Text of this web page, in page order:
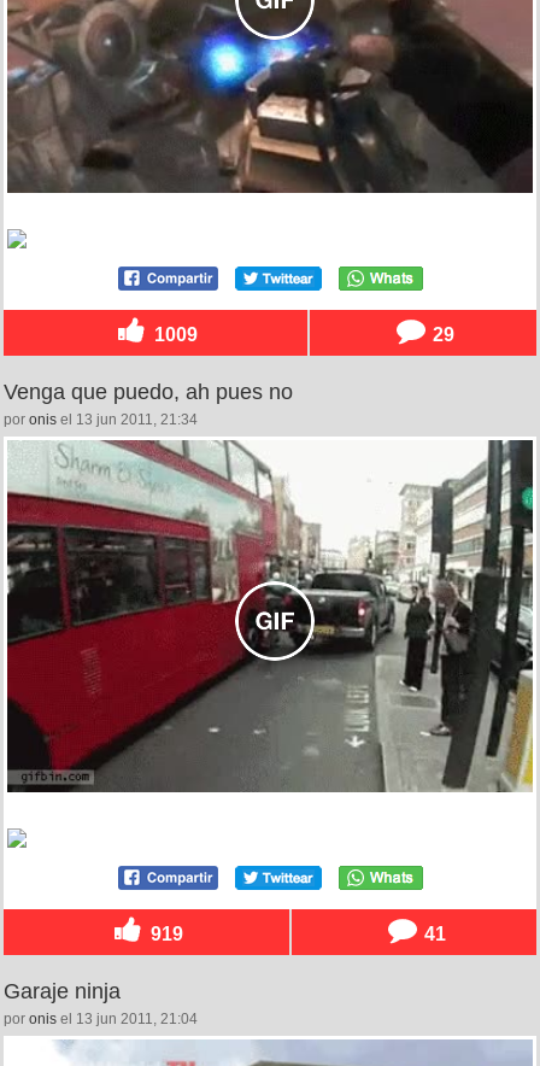
1009 29
Venga que puedo, ah pues no
por onis el 13 jun 2011, 21:34
919 41
Garaje ninja
por onis el 13 jun 2011, 21:04